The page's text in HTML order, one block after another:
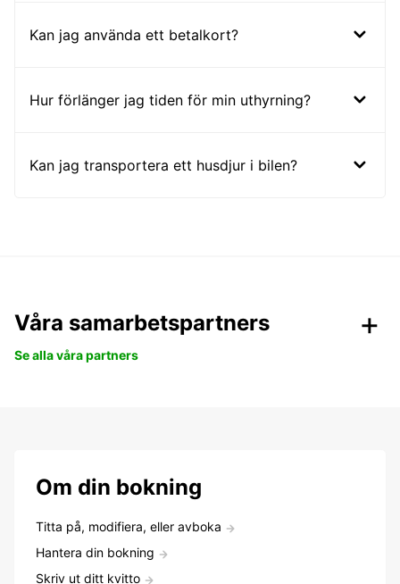
Kan jag använda ett betalkort?
Hur förlänger jag tiden för min uthyrning?
Kan jag transportera ett husdjur i bilen?
Våra samarbetspartners
Se alla våra partners
Om din bokning
Titta på, modifiera, eller avboka
Hantera din bokning
Skriv ut ditt kvitto